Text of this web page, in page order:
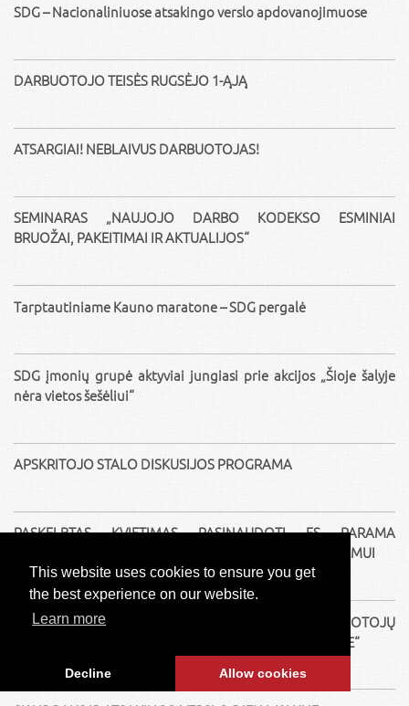
This website uses cookies to ensure you get
the best experience on our website.
Learn more
Decline Allow cookies
SDG – Nacionaliniuose atsakingo verslo apdovanojimuose
DARBUOTOJO TEISĖS RUGSĖJO 1-ĄJĄ
ATSARGIAI! NEBLAIVUS DARBUOTOJAS!
SEMINARAS „NAUJOJO DARBO KODEKSO ESMINIAI
BRUOŽAI, PAKEITIMAI IR AKTUALIJOS“
Tarptautiniame Kauno maratone – SDG pergalė
SDG įmonių grupė aktyviai jungiasi prie akcijos „Šioje šalyje
nėra vietos šešėliui“
APSKRITOJO STALO DISKUSIJOS PROGRAMA
PASKELBTAS KVIETIMAS PASINAUDOTI ES PARAMA
NETECHNOLOGINIŲ EKOINOVACIJŲ SPRENDIMŲ DIEGIMUI
KVIETIMAS Į APSKRITOJO STALO DISKUSIJĄ „DARBUOTOJŲ
SAUGA IR SVEIKATA. GEROJI PATIRTIS ORGANIZACIJOJE“